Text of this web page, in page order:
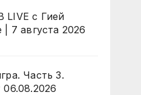
с Гией
| 7 августа 2026
Часть 3.